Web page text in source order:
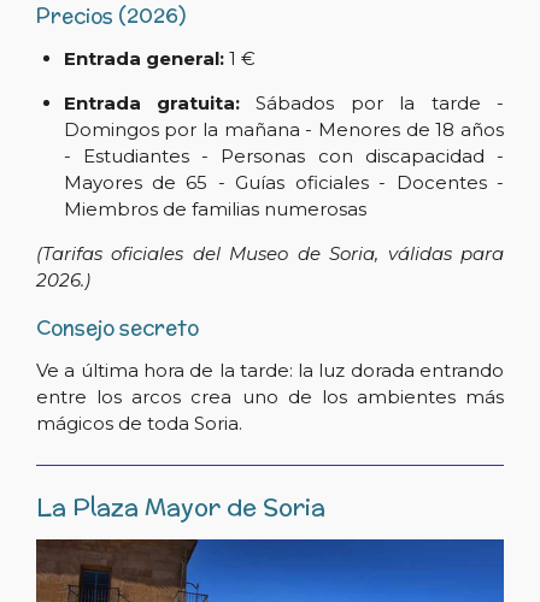
Precios (2026)
Entrada general:1 €
Entrada gratuita:Sábados por la tarde -
Domingos por la mañana - Menores de 18 años
- Estudiantes - Personas con discapacidad -
Mayores de 65 - Guías oficiales - Docentes -
Miembros de familias numerosas
(Tarifas oficiales del Museo de Soria, válidas para
2026.)
Consejo secreto
Ve a última hora de la tarde: la luz dorada entrando
entre los arcos crea uno de los ambientes más
mágicos de toda Soria.
La Plaza Mayor de Soria